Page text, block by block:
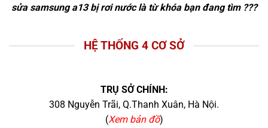
sửa samsung a13 bị rơi nướclà từ khóa bạn đang tìm ???
HỆ THỐNG 4 CƠ SỞ
TRỤ SỞ CHÍNH:
308 Nguyễn Trãi, Q.Thanh Xuân, Hà Nội.
(Xem bản đồ)